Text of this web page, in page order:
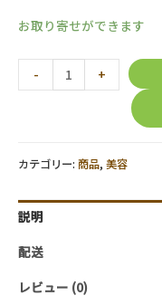
お取り寄せができます
-
ス
チ
ラ
ル
ケ
マ
+
カテゴリー: 商品, 美容
説明
配送
レビュー (0)